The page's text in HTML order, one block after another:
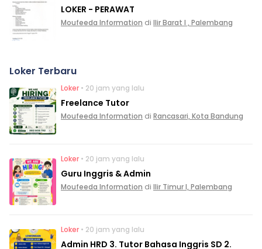
LOKER - PERAWAT
Moufeeda Information di Ilir Barat I , Palembang
Loker Terbaru
Loker • 20 jam yang lalu
Freelance Tutor
Moufeeda Information di Rancasari, Kota Bandung
Loker • 20 jam yang lalu
Guru Inggris & Admin
Moufeeda Information di Ilir Timur I, Palembang
Loker • 20 jam yang lalu
Admin HRD 3. Tutor Bahasa Inggris SD 2.